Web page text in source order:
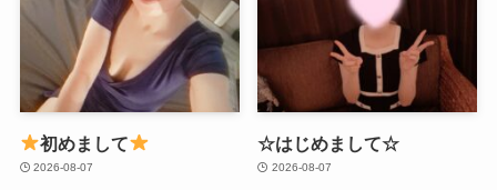
初めまして
2026-08-07
☆はじめまして☆
2026-08-07